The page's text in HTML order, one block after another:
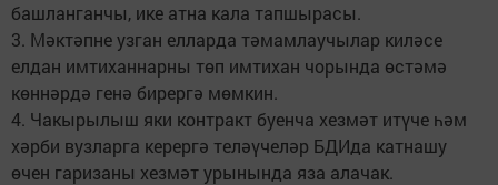
башланганчы, ике атна кала тапшырасы.
3. Мәктәпне узган елларда тәмамлаучылар киләсе
елдан имтиханнарны төп имтихан чорында өстәмә
көннәрдә генә бирергә мөмкин.
4. Чакырылыш яки контракт буенча хезмәт итүче һәм
хәрби вузларга керергә теләүчеләр БДИда катнашу
өчен гаризаны хезмәт урынында яза алачак.